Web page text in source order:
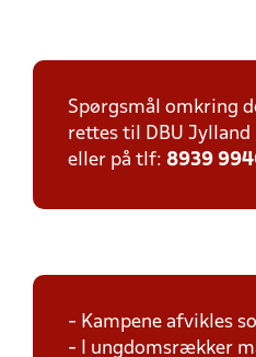
Spørgsmål omkring
rettes til DBU Jylland
eller på tlf: 8939
- Kampene afvikles
- I ungdomsrækker